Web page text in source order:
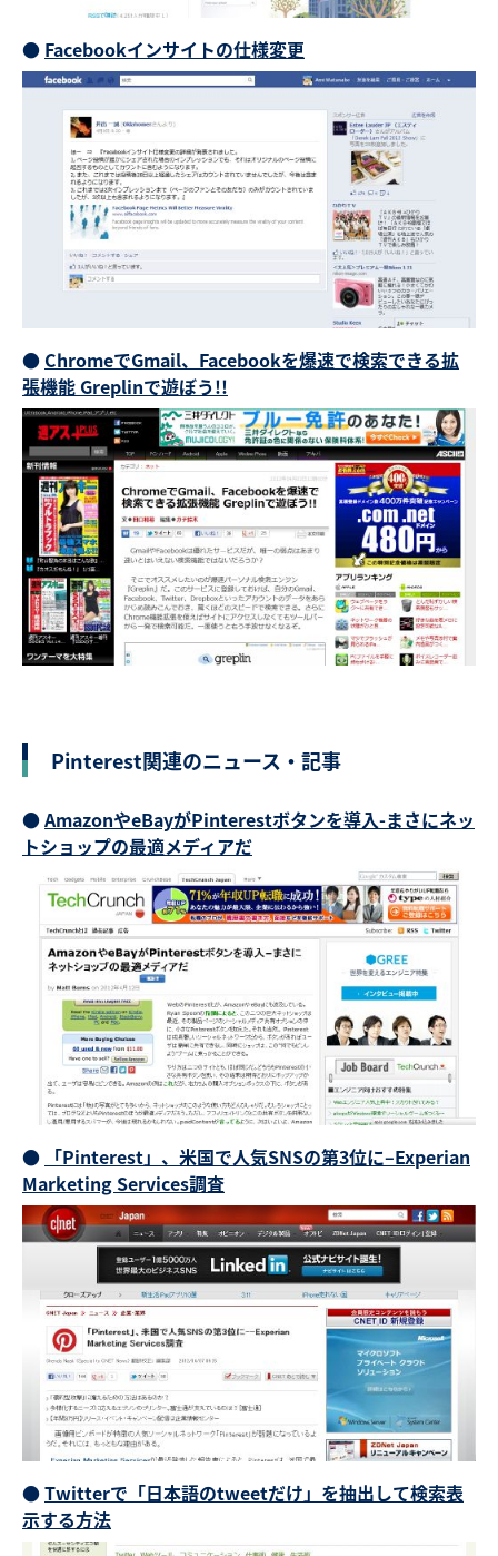
● Facebookインサイトの仕様変更
● ChromeでGmail、Facebookを爆速で検索できる拡
張機能 Greplinで遊ぼう!!
Pinterest関連のニュース・記事
●AmazonやeBayがPinterestボタンを導入-まさにネッ
トショップの最適メディアだ
● 「Pinterest」、米国で人気SNSの第3位に–Experian
Marketing Services調査
●Twitterで「日本語のtweetだけ」を抽出して検索表
示する方法